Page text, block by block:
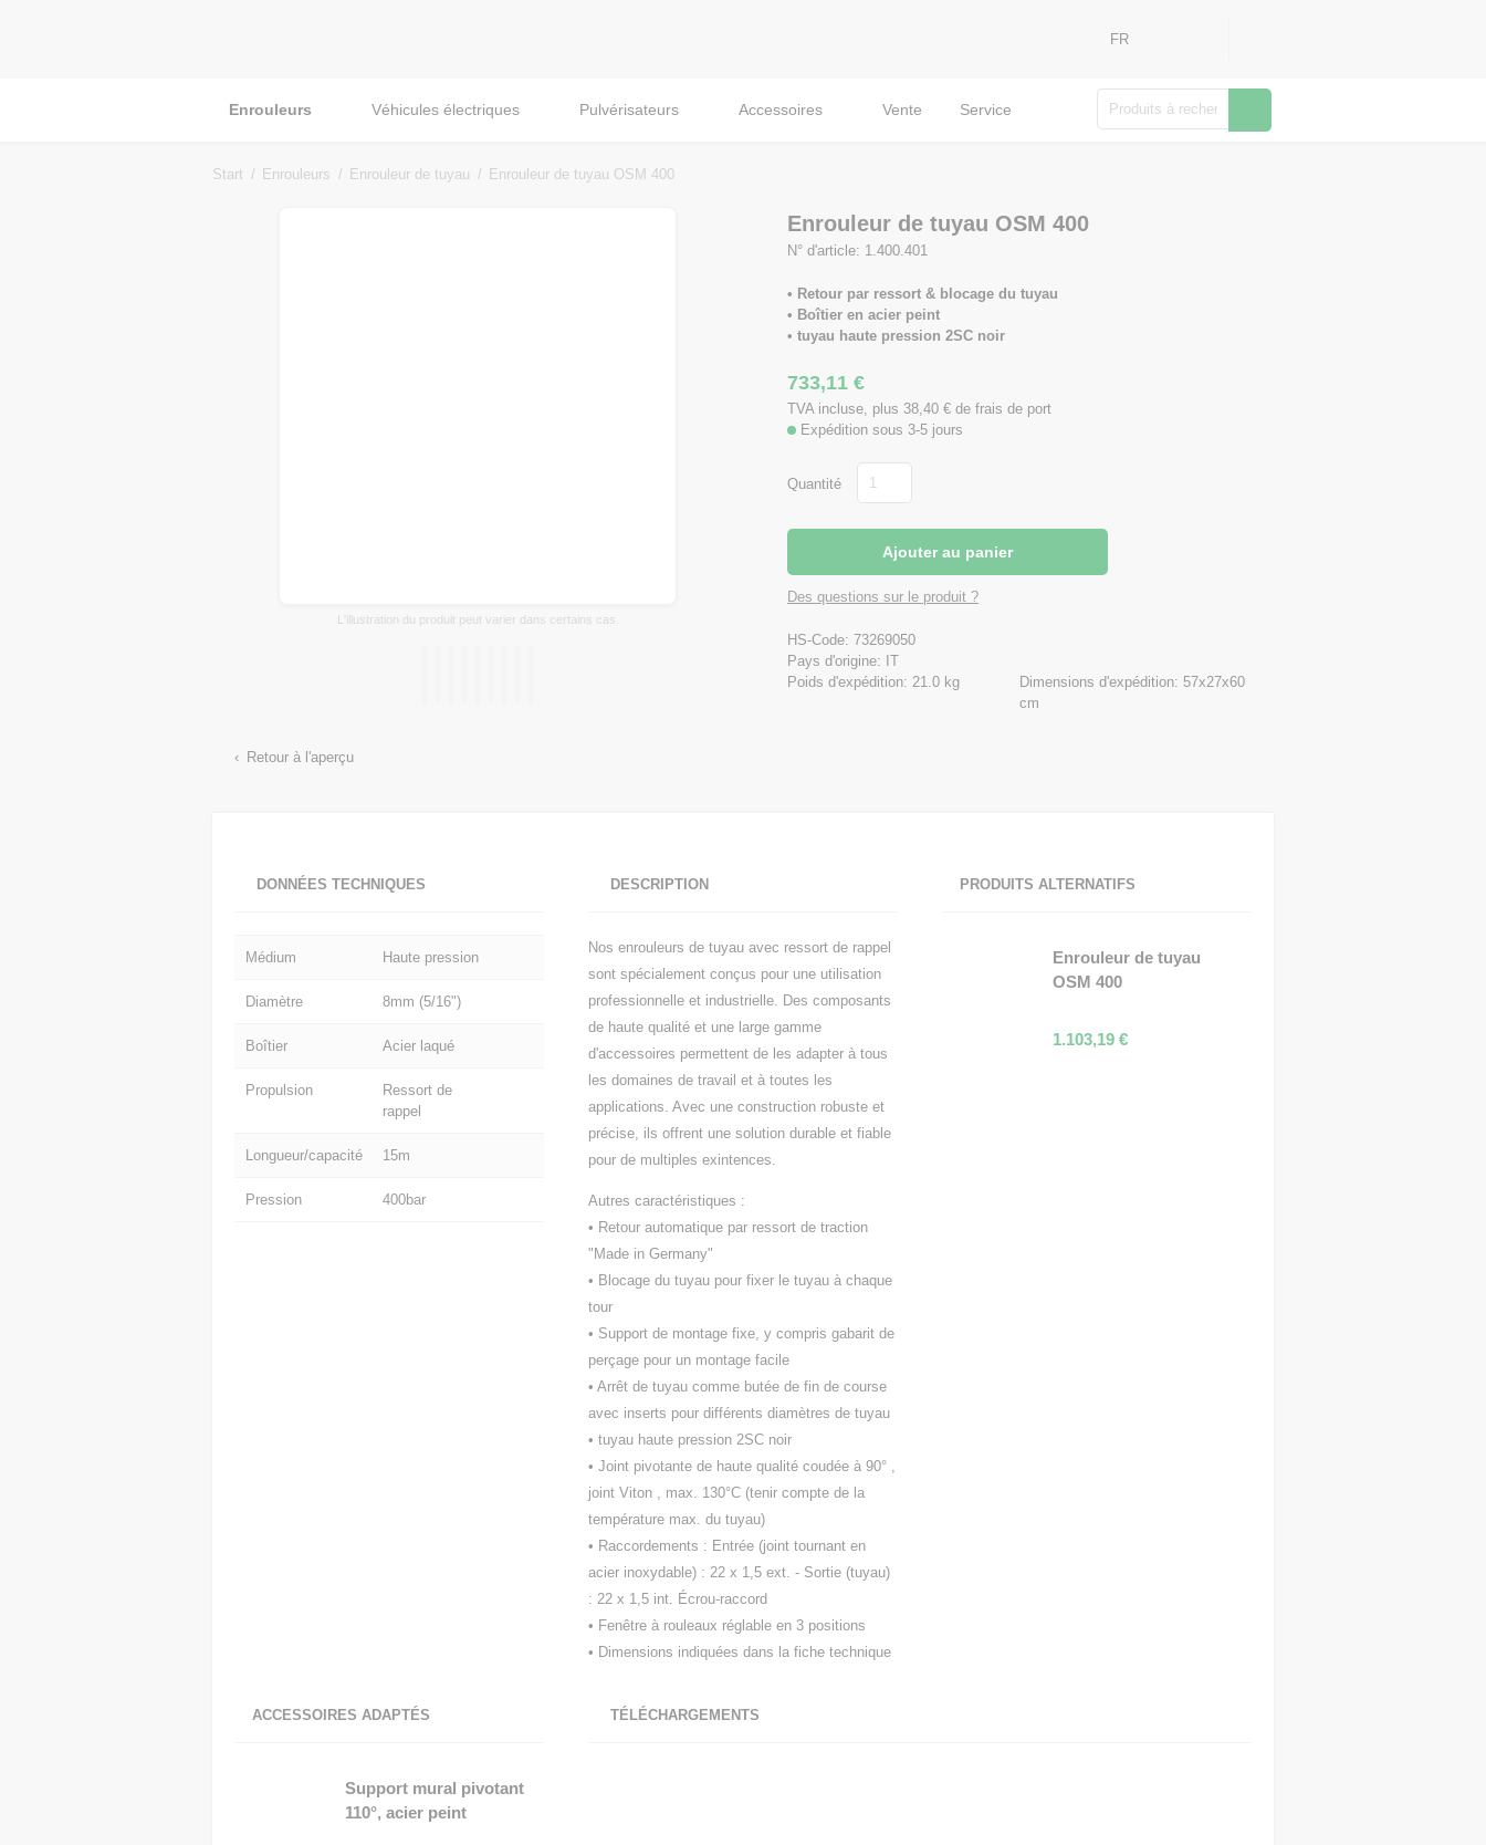
FR
Enrouleurs Véhicules électriques Pulvérisateurs Accessoires Vente Service
Start Enrouleurs Enrouleur de tuyau Enrouleur de tuyau OSM 400
L'illustration du produit peut varier dans certains cas.
Enrouleur de tuyau OSM 400
N° d'article: 1.400.401
• Retour par ressort & blocage du tuyau
• Boîtier en acier peint
• tuyau haute pression 2SC noir
733,11 €
TVA incluse, plus 38,40 € de frais de port
Expédition sous 3-5 jours
Quantité
Des questions sur le produit ?
HS-Code: 73269050
Pays d'origine: IT
Poids d'expédition: 21.0 kg
Dimensions d'expédition: 57x27x60
cm
Retour à l'aperçu
DONNÉES TECHNIQUES
Médium Haute pression
Diamètre 8mm (5/16")
Boîtier Acier laqué
Propulsion
Ressort de
rappel
Longueur/capacité 15m
Pression 400bar
DESCRIPTION
Nos enrouleurs de tuyau avec ressort de rappel
sont spécialement conçus pour une utilisation
professionnelle et industrielle. Des composants
de haute qualité et une large gamme
d'accessoires permettent de les adapter à tous
les domaines de travail et à toutes les
applications. Avec une construction robuste et
précise, ils offrent une solution durable et fiable
pour de multiples exintences.
Autres caractéristiques :
• Retour automatique par ressort de traction
"Made in Germany"
• Blocage du tuyau pour fixer le tuyau à chaque
tour
• Support de montage fixe, y compris gabarit de
perçage pour un montage facile
• Arrêt de tuyau comme butée de fin de course
avec inserts pour différents diamètres de tuyau
• tuyau haute pression 2SC noir
• Joint pivotante de haute qualité coudée à 90° ,
joint Viton , max. 130°C (tenir compte de la
température max. du tuyau)
• Raccordements : Entrée (joint tournant en
acier inoxydable) : 22 x 1,5 ext. - Sortie (tuyau)
: 22 x 1,5 int. Écrou-raccord
• Fenêtre à rouleaux réglable en 3 positions
• Dimensions indiquées dans la fiche technique
PRODUITS ALTERNATIFS
Enrouleur de tuyau
OSM 400
1.103,19€
ACCESSOIRES ADAPTÉS
Support mural pivotant
110°, acier peint
TÉLÉCHARGEMENTS